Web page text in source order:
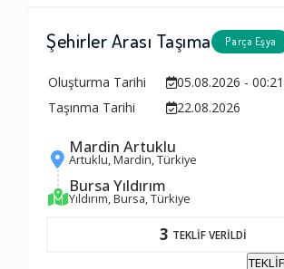
Şehirler Arası Taşıma Parça Eşya
Oluşturma Tarihi
05.08.2026 -
Taşınma Tarihi
22.08.2026
Mardin Artuklu
Artuklu, Mardin, Türkiye
Bursa Yıldırım
Yıldırım, Bursa, Türkiye
3 TEKLİF VERİLDİ